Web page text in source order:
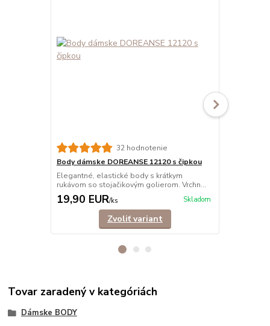
32 hodnotenie
Body dámske DOREANSE 12120 s čipkou
Elegantné, elastické body s krátkym
rukávom so stojačikovým golierom. Vrchn...
19,90 EUR/ks Skladom
Zvoliť variant
Tovar zaradený v kategóriách
Dámske BODY